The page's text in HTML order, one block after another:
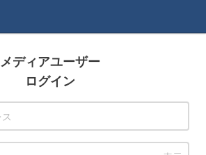
メディアユーザー
ログイン